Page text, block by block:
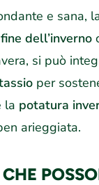
e sana,
dell’inverno
si può
per
la potatura
arieggiata.